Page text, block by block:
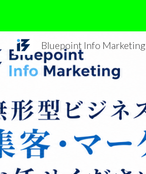
Bluepoint Info Marketing